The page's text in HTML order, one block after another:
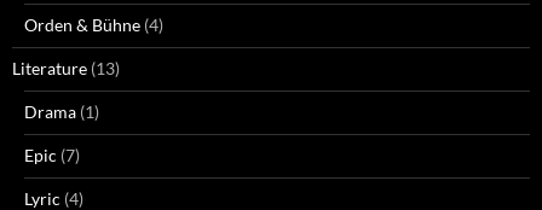
Orden & Bühne (4)
Literature (13)
Drama (1)
Epic (7)
Lyric (4)